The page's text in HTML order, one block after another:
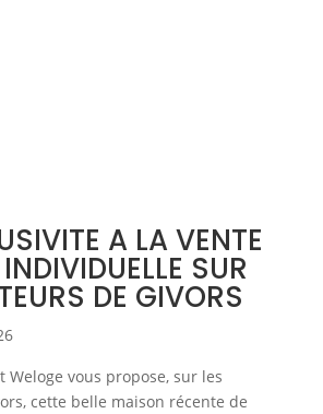
A LA VENTE
SUR
DE GIVORS
Weloge vous propose, sur les
cette belle maison récente de